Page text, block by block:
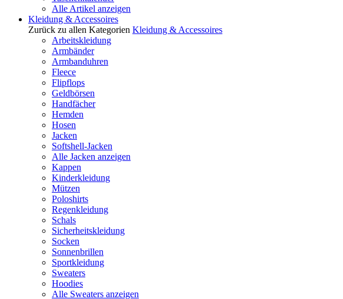
Alle Artikel anzeigen
Kleidung & Accessoires
Zurück zu allen Kategorien Kleidung & Accessoires
Arbeitskleidung
Armbänder
Armbanduhren
Fleece
Flipflops
Geldbörsen
Handfächer
Hemden
Hosen
Jacken
Softshell-Jacken
Alle Jacken anzeigen
Kappen
Kinderkleidung
Mützen
Poloshirts
Regenkleidung
Schals
Sicherheitskleidung
Socken
Sonnenbrillen
Sportkleidung
Sweaters
Hoodies
Alle Sweaters anzeigen